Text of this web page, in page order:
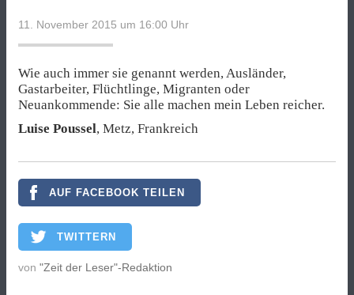
11. November 2015 um 16:00 Uhr
Wie auch immer sie genannt werden, Ausländer,
Gastarbeiter, Flüchtlinge, Migranten oder
Neuankommende: Sie alle machen mein Leben reicher.
Luise Poussel, Metz, Frankreich
AUF FACEBOOK TEILEN
TWITTERN
von "Zeit der Leser"-Redaktion